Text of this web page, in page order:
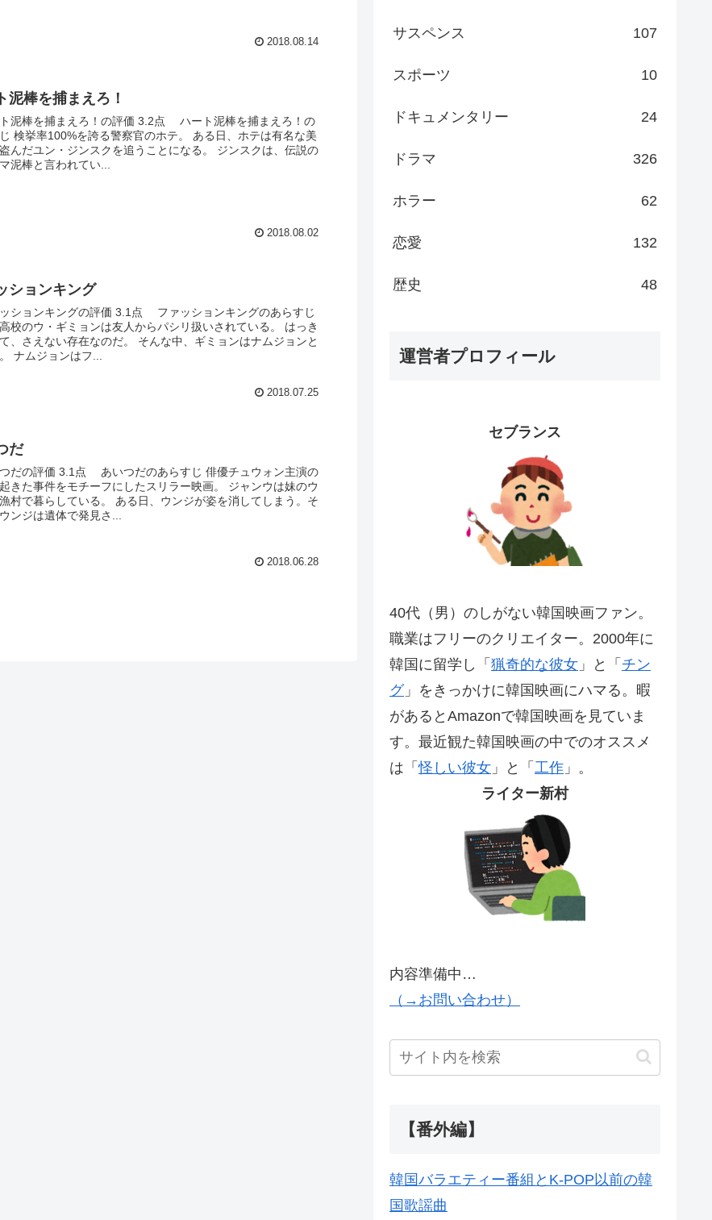
2018.08.14
泥棒を捕まえろ！
泥棒を捕まえろ！の評価 3.2点 ハート泥棒を捕まえろ！の
検挙率100%を誇る警察官のホテ。 ある日、ホテは有名な美
んだユン・ジンスクを追うことになる。 ジンスクは、伝説の
泥棒と言われてい...
2018.08.02
ションキング
ションキングの評価 3.1点 ファッションキングのあらすじ
校のウ・ギミョンは友人からパシリ扱いされている。 はっき
、さえない存在なのだ。 そんな中、ギミョンはナムジョンと
ナムジョンはフ...
2018.07.25
だ
だの評価 3.1点 あいつだのあらすじ 俳優チュウォン主演の
きた事件をモチーフにしたスリラー映画。 ジャンウは妹のウ
村で暮らしている。 ある日、ウンジが姿を消してしまう。そ
ンジは遺体で発見さ...
2018.06.28
サスペンス 107
スポーツ 10
ドキュメンタリー 24
ドラマ 326
ホラー 62
恋愛 132
歴史 48
運営者プロフィール
セブランス
40代（男）のしがない韓国映画ファン。
職業はフリーのクリエイター。2000年に
韓国に留学し「 猟奇的な彼女 」と「 チン
グ」をきっかけに韓国映画にハマる。暇
があるとAmazonで韓国映画を見ていま
す。最近観た韓国映画の中でのオススメ
は「怪しい彼女 」と「 工作 」。
ライター新村
内容準備中…
（→お問い合わせ）
【番外編】
韓国バラエティー番組とK-POP以前の韓
国歌謡曲